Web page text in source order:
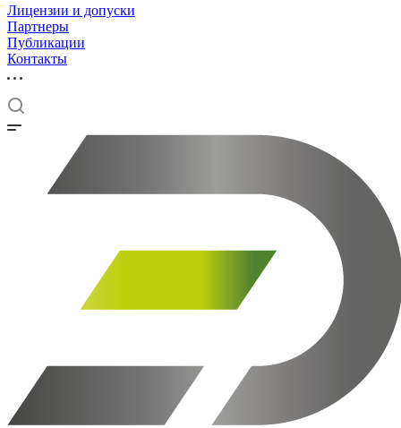
Лицензии и допуски
Партнеры
Публикации
Контакты